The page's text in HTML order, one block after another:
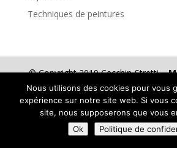
Techniques de peintures
© Copyright 2019 Cecchin-Stretti –
Nous utilisons des cookies pour vous
expérience sur notre site web. Si vous
site, nous supposerons que vous
Ok
Politique de